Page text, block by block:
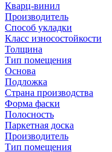
Кварц-винил
Производитель
Способ укладки
Класс износостойкости
Толщина
Тип помещения
Основа
Подложка
Страна производства
Форма фаски
Полосность
Паркетная доска
Производитель
Тип помещения